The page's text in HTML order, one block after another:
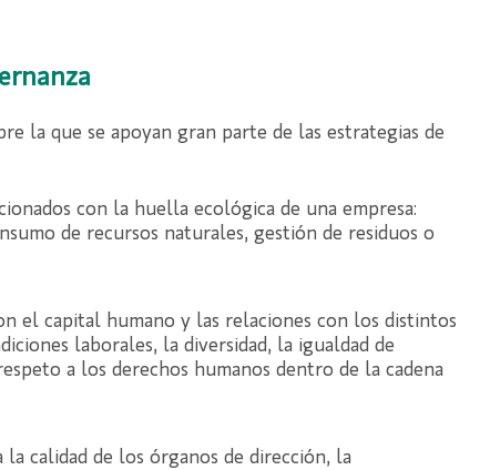
la que se apoyan gran parte de las estrategias de
con la huella ecológica de una empresa:
de recursos naturales, gestión de residuos o
el capital humano y las relaciones con los distintos
laborales, la diversidad, la igualdad de
a los derechos humanos dentro de la cadena
la calidad de los órganos de dirección, la